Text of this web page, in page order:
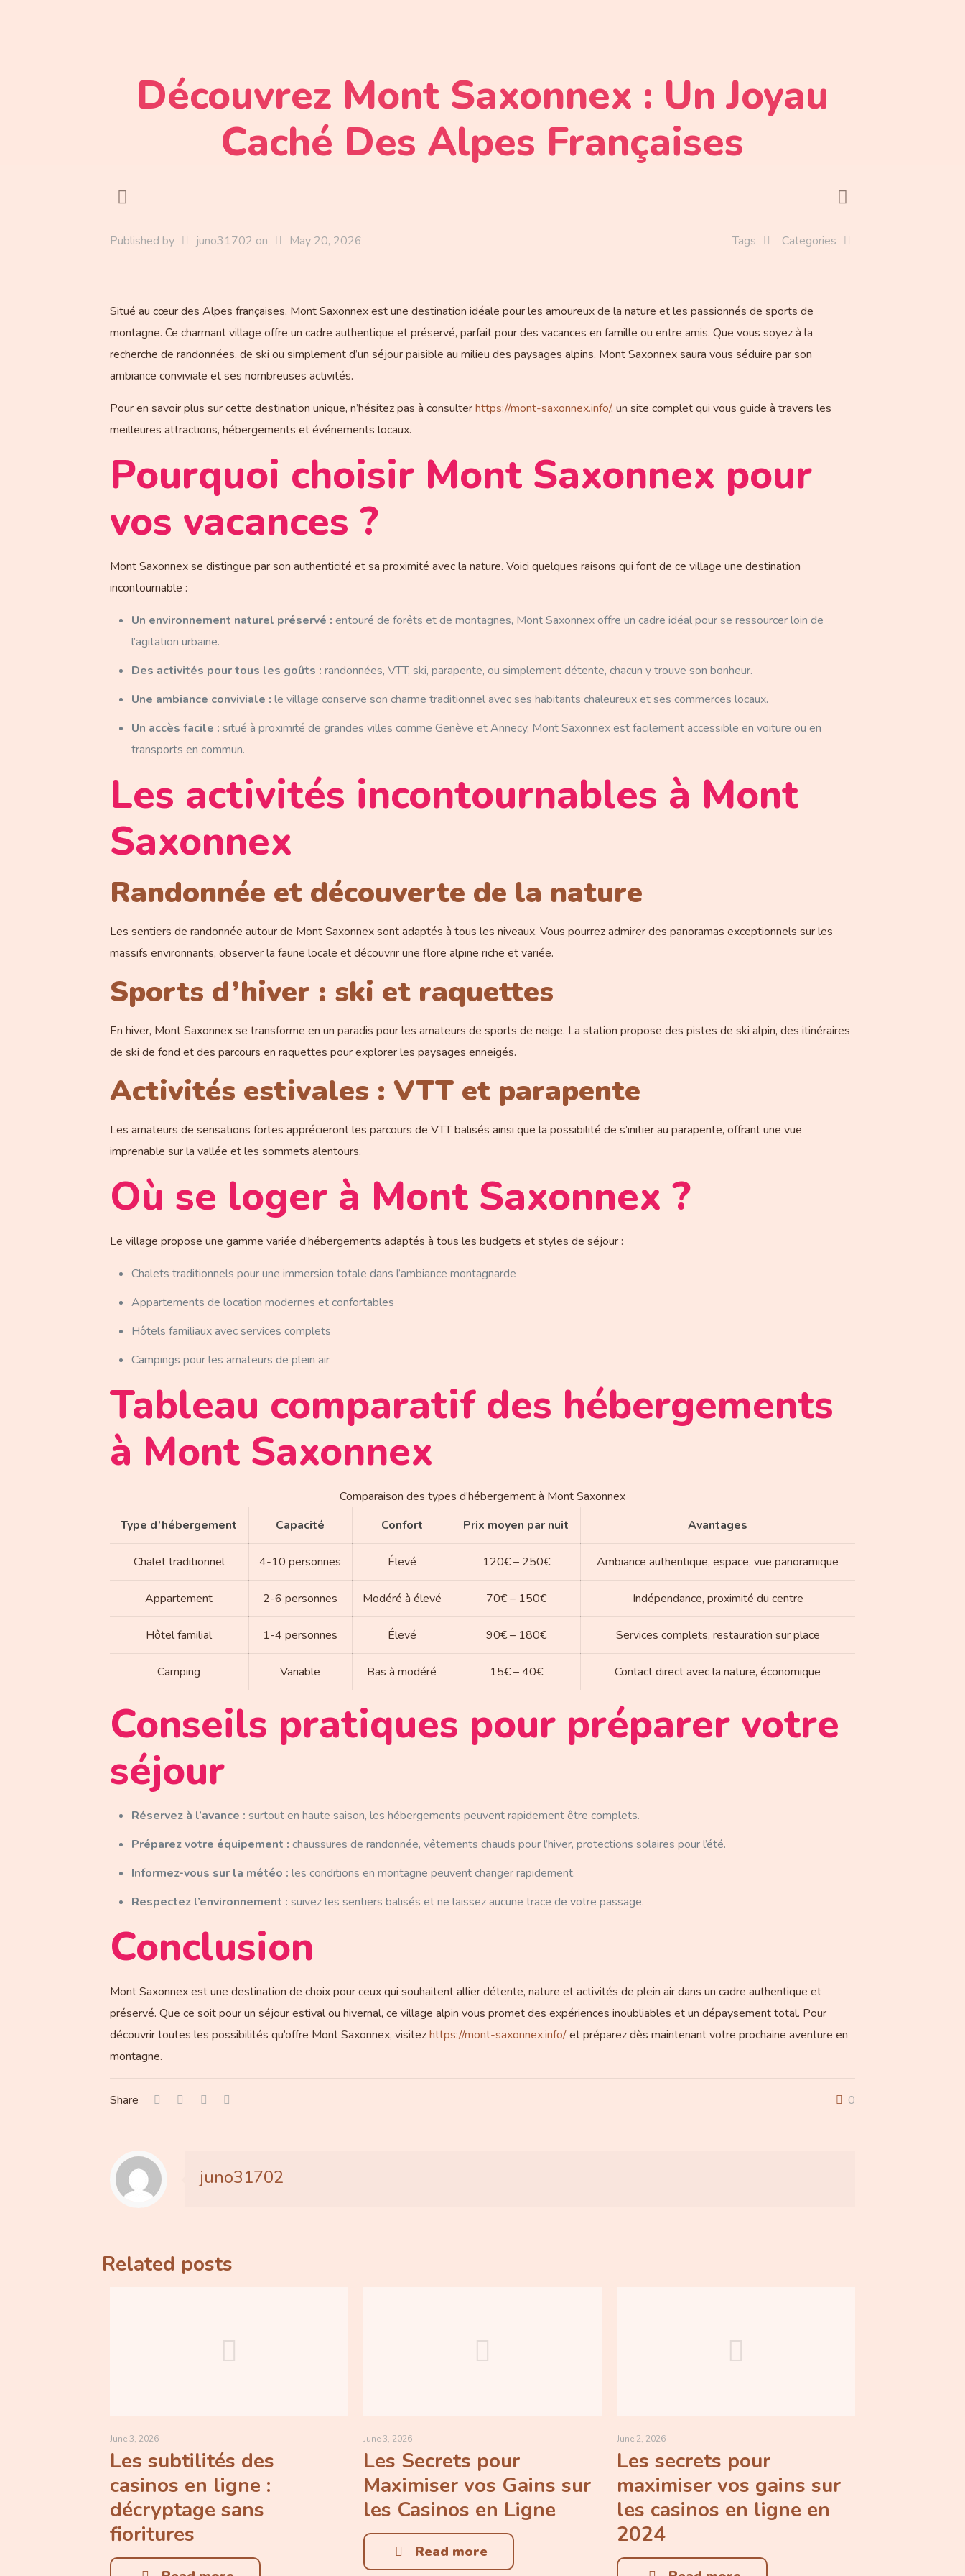
Découvrez Mont Saxonnex : Un Joyau
Caché Des Alpes Françaises
Published by juno31702 on May 20, 2026 Categories
Tags
Situé au cœur des Alpes françaises, Mont Saxonnex est une destination idéale pour les amoureux de la nature et les passionnés de sports de
montagne. Ce charmant village offre un cadre authentique et préservé, parfait pour des vacances en famille ou entre amis. Que vous soyez à la
recherche de randonnées, de ski ou simplement d’un séjour paisible au milieu des paysages alpins, Mont Saxonnex saura vous séduire par son
ambiance conviviale et ses nombreuses activités.
Pour en savoir plus sur cette destination unique, n’hésitez pas à consulterhttps://mont-saxonnex.info/, un site complet qui vous guide à travers les
meilleures attractions, hébergements et événements locaux.
Pourquoi choisir Mont Saxonnex pour
vos vacances ?
Mont Saxonnex se distingue par son authenticité et sa proximité avec la nature. Voici quelques raisons qui font de ce village une destination
incontournable :
Un environnement naturel préservé : entouré de forêts et de montagnes, Mont Saxonnex offre un cadre idéal pour se ressourcer loin de
l’agitation urbaine.
Des activités pour tous les goûts : randonnées, VTT, ski, parapente, ou simplement détente, chacun y trouve son bonheur.
Une ambiance conviviale : le village conserve son charme traditionnel avec ses habitants chaleureux et ses commerces locaux.
Un accès facile : situé à proximité de grandes villes comme Genève et Annecy, Mont Saxonnex est facilement accessible en voiture ou en
transports en commun.
Les activités incontournables à Mont
Saxonnex
Randonnée et découverte de la nature
Les sentiers de randonnée autour de Mont Saxonnex sont adaptés à tous les niveaux. Vous pourrez admirer des panoramas exceptionnels sur les
massifs environnants, observer la faune locale et découvrir une flore alpine riche et variée.
Sports d’hiver : ski et raquettes
En hiver, Mont Saxonnex se transforme en un paradis pour les amateurs de sports de neige. La station propose des pistes de ski alpin, des itinéraires
de ski de fond et des parcours en raquettes pour explorer les paysages enneigés.
Activités estivales : VTT et parapente
Les amateurs de sensations fortes apprécieront les parcours de VTT balisés ainsi que la possibilité de s’initier au parapente, offrant une vue
imprenable sur la vallée et les sommets alentours.
Où se loger à Mont Saxonnex ?
Le village propose une gamme variée d’hébergements adaptés à tous les budgets et styles de séjour :
Chalets traditionnels pour une immersion totale dans l’ambiance montagnarde
Appartements de location modernes et confortables
Hôtels familiaux avec services complets
Campings pour les amateurs de plein air
Tableau comparatif des hébergements
à Mont Saxonnex
Comparaison des types d’hébergement à Mont Saxonnex
Type d’hébergement
Capacité Confort Prix moyen par nuit Avantages
Chalet traditionnel 4-10 personnes Élevé 120€ – 250€ Ambiance authentique, espace, vue panoramique
Appartement 2-6 personnes Modéré à élevé 70€ – 150€ Indépendance, proximité du centre
Hôtel familial 1-4 personnes Élevé 90€ – 180€ Services complets, restauration sur place
Camping Variable Bas à modéré 15€ – 40€ Contact direct avec la nature, économique
Conseils pratiques pour préparer votre
séjour
Réservez à l’avance : surtout en haute saison, les hébergements peuvent rapidement être complets.
Préparez votre équipement : chaussures de randonnée, vêtements chauds pour l’hiver, protections solaires pour l’été.
Informez-vous sur la météo : les conditions en montagne peuvent changer rapidement.
Respectez l’environnement : suivez les sentiers balisés et ne laissez aucune trace de votre passage.
Conclusion
Mont Saxonnex est une destination de choix pour ceux qui souhaitent allier détente, nature et activités de plein air dans un cadre authentique et
préservé. Que ce soit pour un séjour estival ou hivernal, ce village alpin vous promet des expériences inoubliables et un dépaysement total. Pour
découvrir toutes les possibilités qu’offre Mont Saxonnex, visitezhttps://mont-saxonnex.info/et préparez dès maintenant votre prochaine aventure en
montagne.
Share 0
juno31702
Related posts
June 3, 2026
Les subtilités des
casinos en ligne :
décryptage sans
fioritures
June 3, 2026
Les Secrets pour
Maximiser vos Gains sur
les Casinos en Ligne
Read more
June 2, 2026
Les secrets pour
maximiser vos gains sur
les casinos en ligne en
2024